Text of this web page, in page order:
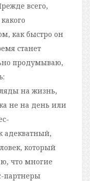
всего,
как быстро он
станет
продумываю,
на жизнь,
не на день или
адекватный,
который
что многие
партнеры